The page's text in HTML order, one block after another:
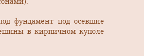
фундамент под осевшие
в кирпичном куполе